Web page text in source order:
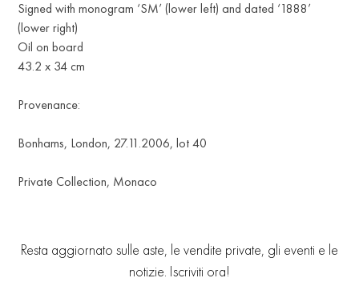
Signed with monogram ‘SM’ (lower left) and dated ‘1888’
(lower right)
Oil on board
43.2 x 34 сm
Provenance:
Bonhams, London, 27.11.2006, lot 40
Private Collection, Monaco
Resta aggiornato sulle aste, le vendite private, gli eventi e le
notizie. Iscriviti ora!